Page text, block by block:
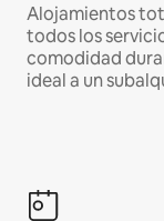
Alojamientos
todos los
comodidad
ideal a un